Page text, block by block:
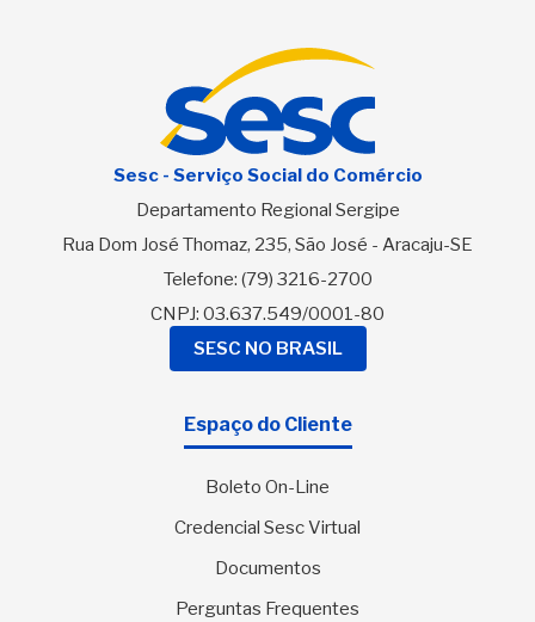
Sesc - Serviço Social do Comércio
Departamento Regional Sergipe
Rua Dom José Thomaz, 235, São José - Aracaju-SE
Telefone: (79) 3216-2700
CNPJ: 03.637.549/0001-80
SESC NO BRASIL
Espaço do Cliente
Boleto On-Line
Credencial Sesc Virtual
Documentos
Perguntas Frequentes